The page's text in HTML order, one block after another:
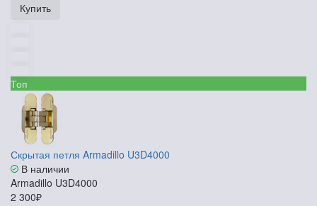
Купить
Топ
Скрытая петля Armadillo U3D4000
В наличии
Armadillo U3D4000
2 300₽